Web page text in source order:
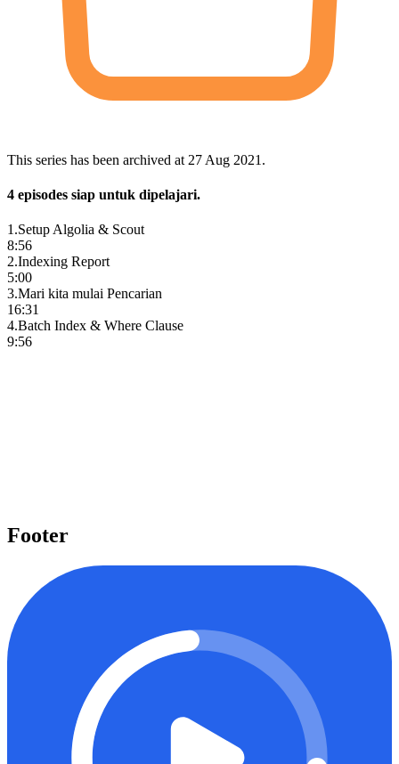
This series has been archived at 27 Aug 2021 .
4 episodes siap untuk dipelajari.
1.Setup Algolia & Scout
8:56
2.Indexing Report
5:00
3.Mari kita mulai Pencarian
16:31
4.Batch Index & Where Clause
9:56
Footer